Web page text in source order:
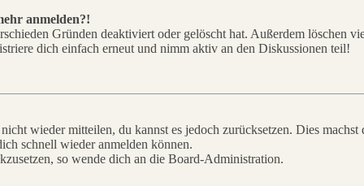
anmelden?!
Gründen deaktiviert oder gelöscht hat. Außerdem löschen
dich einfach erneut und nimm aktiv an den Diskussionen teil!
wieder mitteilen, du kannst es jedoch zurücksetzen. Dies
schnell wieder anmelden können.
so wende dich an die Board-Administration.